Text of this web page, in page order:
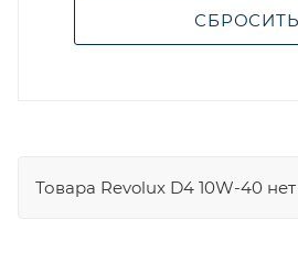
СБРОСИТЬ
Товара Revolux D4 10W-40